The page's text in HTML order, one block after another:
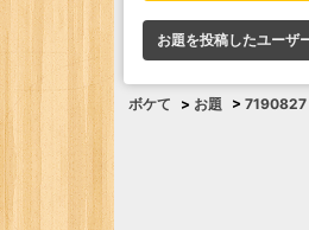
お題を投稿したユーザ
ボケて > お題 > 7190827